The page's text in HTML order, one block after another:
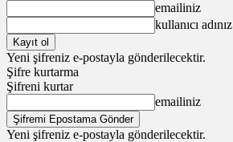
emailiniz
kullanıcı adınız
Yeni şifreniz e-postayla gönderilecektir.
Şifre kurtarma
Şifreni kurtar
emailiniz
Yeni şifreniz e-postayla gönderilecektir.